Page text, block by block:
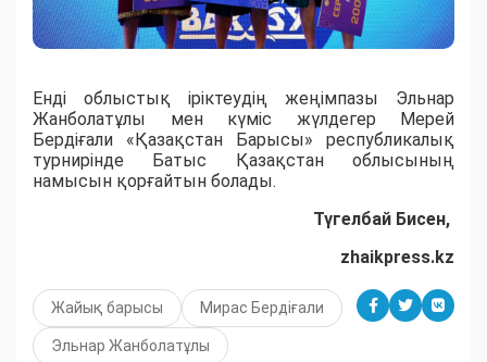
Енді облыстық іріктеудің жеңімпазы Эльнар
Жанболатұлы мен күміс жүлдегер Мерей
Бердіғали «Қазақстан Барысы» республикалық
турнирінде Батыс Қазақстан облысының
намысын қорғайтын болады.
Түгелбай Бисен,
zhaikpress.kz
Жайық барысы Мирас Бердіғали
Эльнар Жанболатұлы